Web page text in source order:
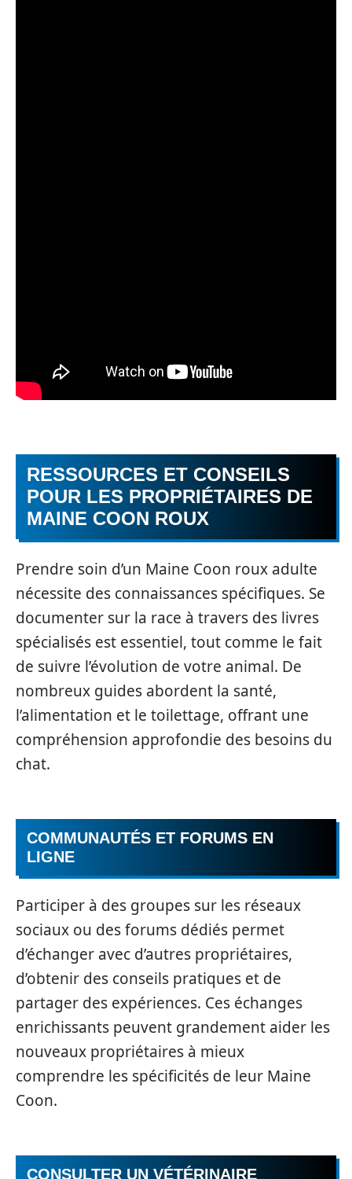
RESSOURCES ET CONSEILS
POUR LES PROPRIÉTAIRES DE
MAINE COON ROUX
Prendre soin d’un Maine Coon roux adulte
nécessite des connaissances spécifiques. Se
documenter sur la race à travers des livres
spécialisés est essentiel, tout comme le fait
de suivre l’évolution de votre animal. De
nombreux guides abordent la santé,
l’alimentation et le toilettage, offrant une
compréhension approfondie des besoins du
chat.
COMMUNAUTÉS ET FORUMS EN
LIGNE
Participer à des groupes sur les réseaux
sociaux ou des forums dédiés permet
d’échanger avec d’autres propriétaires,
d’obtenir des conseils pratiques et de
partager des expériences. Ces échanges
enrichissants peuvent grandement aider les
nouveaux propriétaires à mieux
comprendre les spécificités de leur Maine
Coon.
CONSULTER UN VÉTÉRINAIRE